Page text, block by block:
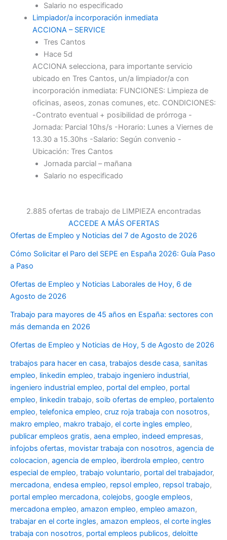
Salario no especificado
Limpiador/a incorporación inmediata
ACCIONA – SERVICE
Tres Cantos
Hace 5d
ACCIONA selecciona, para importante servicio
ubicado en Tres Cantos, un/a limpiador/a con
incorporación inmediata: FUNCIONES: Limpieza de
oficinas, aseos, zonas comunes, etc. CONDICIONES:
-Contrato eventual + posibilidad de prórroga -
Jornada: Parcial 10hs/s -Horario: Lunes a Viernes de
13.30 a 15.30hs -Salario: Según convenio -
Ubicación: Tres Cantos
Jornada parcial – mañana
Salario no especificado
2.885 ofertas de trabajo de LIMPIEZA encontradas
ACCEDE A MÁS OFERTAS
Ofertas de Empleo y Noticias del 7 de Agosto de 2026
Cómo Solicitar el Paro del SEPE en España 2026: Guía Paso
a Paso
Ofertas de Empleo y Noticias Laborales de Hoy, 6 de
Agosto de 2026
Trabajo para mayores de 45 años en España: sectores con
más demanda en 2026
Ofertas de Empleo y Noticias de Hoy, 5 de Agosto de 2026
trabajos para hacer en casa, trabajos desde casa, sanitas
empleo, linkedin empleo, trabajo ingeniero industrial,
ingeniero industrial empleo, portal del empleo, portal
empleo, linkedin trabajo, soib ofertas de empleo, portalento
empleo, telefonica empleo, cruz roja trabaja con nosotros,
makro empleo, makro trabajo, el corte ingles empleo,
publicar empleos gratis, aena empleo, indeed empresas,
infojobs ofertas, movistar trabaja con nosotros, agencia de
colocacion, agencia de empleo, iberdrola empleo, centro
especial de empleo, trabajo voluntario, portal del trabajador,
mercadona, endesa empleo, repsol empleo, repsol trabajo,
portal empleo mercadona, colejobs, google empleos,
mercadona empleo, amazon empleo, empleo amazon,
trabajar en el corte ingles, amazon empleos, el corte ingles
trabaja con nosotros, portal empleos publicos, deloitte